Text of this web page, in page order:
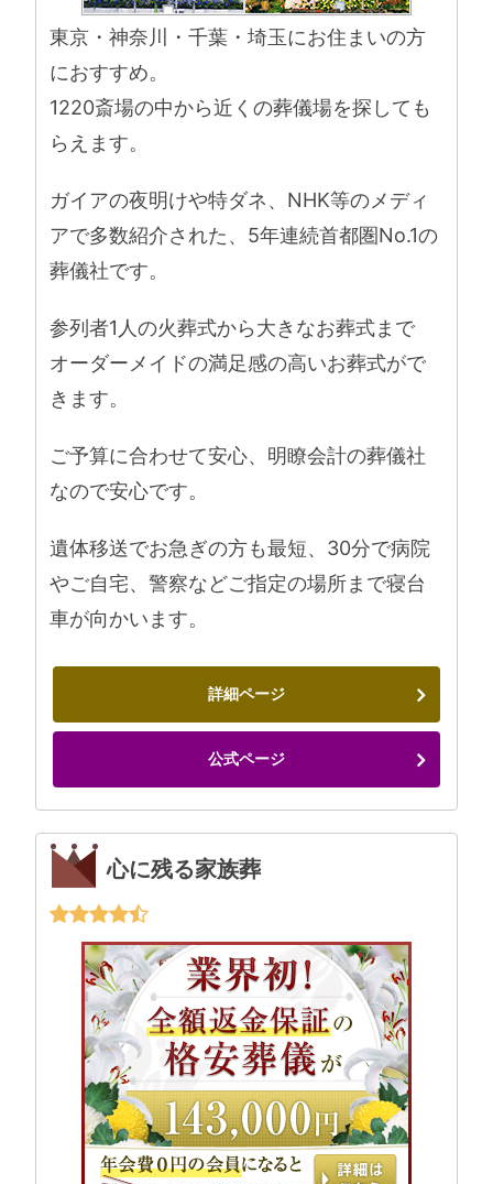
東京・神奈川・千葉・埼玉にお住まいの方
におすすめ。
1220斎場の中から近くの葬儀場を探しても
らえます。
ガイアの夜明けや特ダネ、NHK等のメディ
アで多数紹介された、5年連続首都圏No.1の
葬儀社です。
参列者1人の火葬式から大きなお葬式まで
オーダーメイドの満足感の高いお葬式がで
きます。
ご予算に合わせて安心、明瞭会計の葬儀社
なので安心です。
遺体移送でお急ぎの方も最短、30分で病院
やご自宅、警察などご指定の場所まで寝台
車が向かいます。
詳細ページ
公式ページ
心に残る家族葬